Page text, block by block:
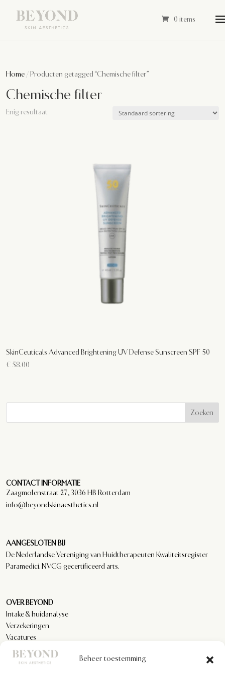
Beheer toestemming
0 items
Home / Producten getagged “Chemische filter”
Chemische filter
Enig resultaat
SkinCeuticals Advanced Brightening UV Defense Sunscreen SPF 50
€ 58.00
Zoeken
CONTACT INFORMATIE
Zaagmolenstraat 27, 3036 HB Rotterdam
info@beyondskinaesthetics.nl
AANGESLOTEN BIJ
De Nederlandse Vereniging van Huidtherapeuten Kwaliteitsregister
Paramedici. NVCG gecertificeerd arts.
OVER BEYOND
Intake & huidanalyse
Verzekeringen
Vacatures
Reviews